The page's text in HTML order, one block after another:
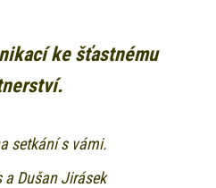
ke šťastnému
setkání s vámi.
Dušan Jirásek